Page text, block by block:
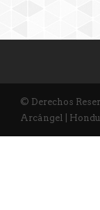
© Derechos
Arcángel |